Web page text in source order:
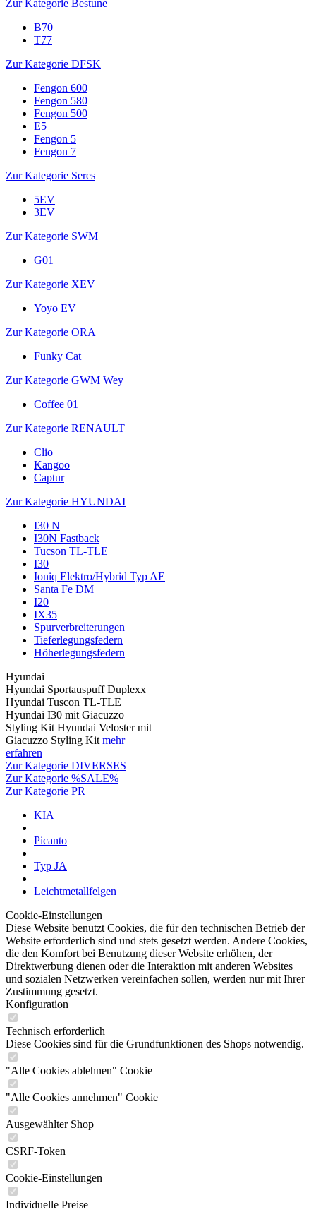
Zur Kategorie Bestune
B70
T77
Zur Kategorie DFSK
Fengon 600
Fengon 580
Fengon 500
E5
Fengon 5
Fengon 7
Zur Kategorie Seres
5EV
3EV
Zur Kategorie SWM
G01
Zur Kategorie XEV
Yoyo EV
Zur Kategorie ORA
Funky Cat
Zur Kategorie GWM Wey
Coffee 01
Zur Kategorie RENAULT
Clio
Kangoo
Captur
Zur Kategorie HYUNDAI
I30 N
I30N Fastback
Tucson TL-TLE
I30
Ioniq Elektro/Hybrid Typ AE
Santa Fe DM
I20
IX35
Spurverbreiterungen
Tieferlegungsfedern
Höherlegungsfedern
Hyundai
Hyundai Sportauspuff Duplexx
Hyundai Tuscon TL-TLE
Hyundai I30 mit Giacuzzo
Styling Kit Hyundai Veloster mit
Giacuzzo Styling Kit mehr
erfahren
Zur Kategorie DIVERSES
Zur Kategorie %SALE%
Zur Kategorie PR
KIA
Picanto
Typ JA
Leichtmetallfelgen
Cookie-Einstellungen
Diese Website benutzt Cookies, die für den technischen Betrieb der
Website erforderlich sind und stets gesetzt werden. Andere Cookies,
die den Komfort bei Benutzung dieser Website erhöhen, der
Direktwerbung dienen oder die Interaktion mit anderen Websites
und sozialen Netzwerken vereinfachen sollen, werden nur mit Ihrer
Zustimmung gesetzt.
Konfiguration
Technisch erforderlich
Diese Cookies sind für die Grundfunktionen des Shops notwendig.
"Alle Cookies ablehnen" Cookie
"Alle Cookies annehmen" Cookie
Ausgewählter Shop
CSRF-Token
Cookie-Einstellungen
Individuelle Preise